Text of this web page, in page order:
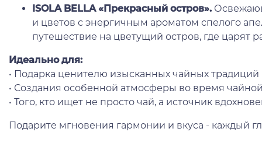
ISOLA BELLA «Прекрасный остров».
и цветов с энергичным ароматом спелого
путешествие на цветущий остров, где царят
Идеально для:
• Подарка ценителю изысканных чайных традиций
• Создания особенной атмосферы во время
• Того, кто ищет не просто чай, а источник
Подарите мгновения гармонии и вкуса - каждый